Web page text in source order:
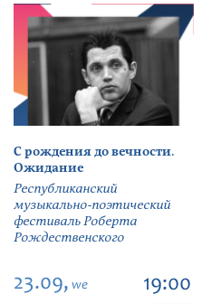
С рождения до вечности.
Ожидание
Республиканский
музыкально-поэтический
фестиваль Роберта
Рождественского
23.09, we 19:00